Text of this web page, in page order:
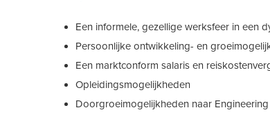
Een informele, gezellige werksfeer in een
Persoonlijke ontwikkeling- en
Een marktconform salaris en
Opleidingsmogelijkheden
Doorgroeimogelijkheden naar Engineering